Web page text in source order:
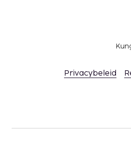
De stad heft de
Toeslag voor
Privacybeleid